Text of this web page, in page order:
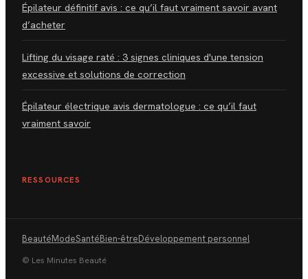
Épilateur définitif avis : ce qu’il faut vraiment savoir avant
d’acheter
Lifting du visage raté : 3 signes cliniques d'une tension
excessive et solutions de correction
Épilateur électrique avis dermatologue : ce qu’il faut
vraiment savoir
RESSOURCES
BeautéModeSantéBien-êtreDéveloppement personnel
© Les Minutes Beauté